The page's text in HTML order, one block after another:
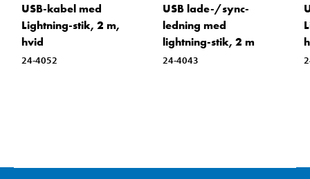
USB-kabel med
Lightning-stik, 2 m,
hvid
24-4052
USB lade-/sync-
ledning med
lightning-stik, 2 m
24-4043